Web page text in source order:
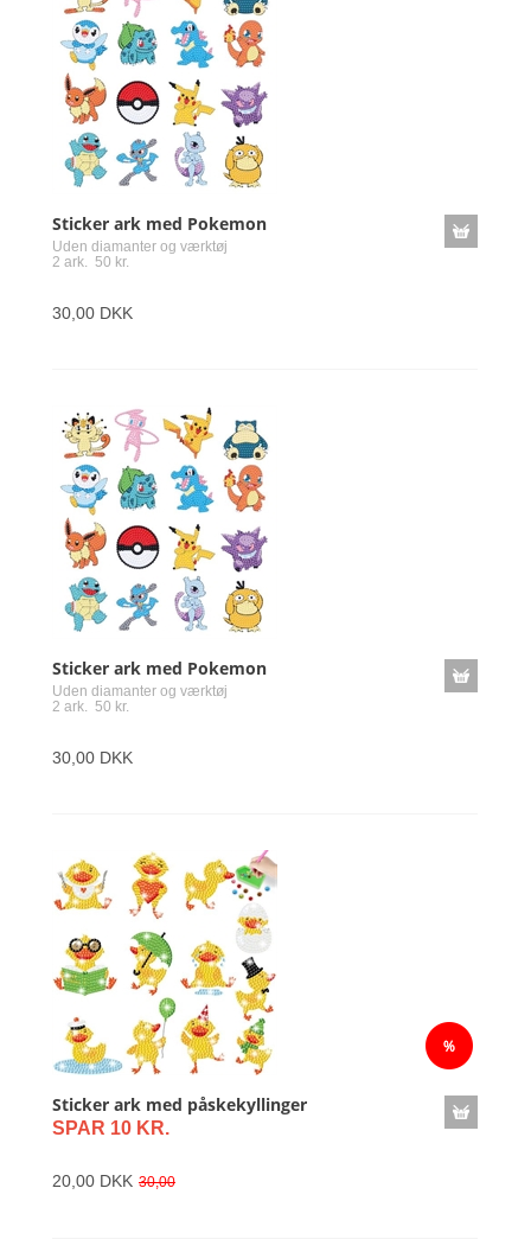
Sticker ark med Pokemon
Uden diamanter og værktøj
2 ark. 50 kr.
30,00 DKK
Sticker ark med Pokemon
Uden diamanter og værktøj
2 ark. 50 kr.
30,00 DKK
Sticker ark med påskekyllinger
SPAR 10 KR.
20,00 DKK 30,00